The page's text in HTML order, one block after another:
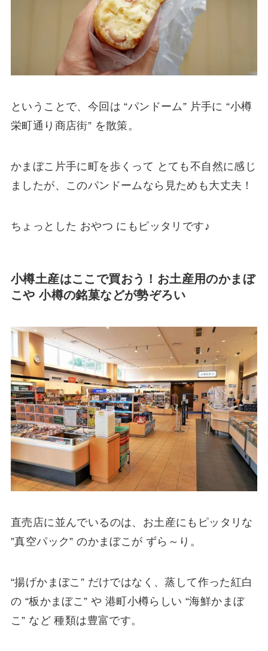
ということで、今回は “パンドーム” 片手に “小樽
栄町通り商店街” を散策。
かまぼこ片手に町を歩くって とても不自然に感じ
ましたが、このパンドームなら見ためも大丈夫！
ちょっとした おやつ にもピッタリです♪
小樽土産はここで買おう！お土産用のかまぼ
こや 小樽の銘菓などが勢ぞろい
直売店に並んでいるのは、お土産にもピッタリな
”真空パック” のかまぼこが ずら～り。
“揚げかまぼこ” だけではなく、蒸して作った紅白
の “板かまぼこ” や 港町小樽らしい “海鮮かまぼ
こ” など 種類は豊富です。